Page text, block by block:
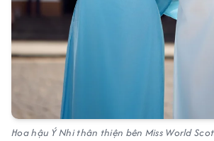
Hoa hậu Ý Nhi thân thiện bên Miss World